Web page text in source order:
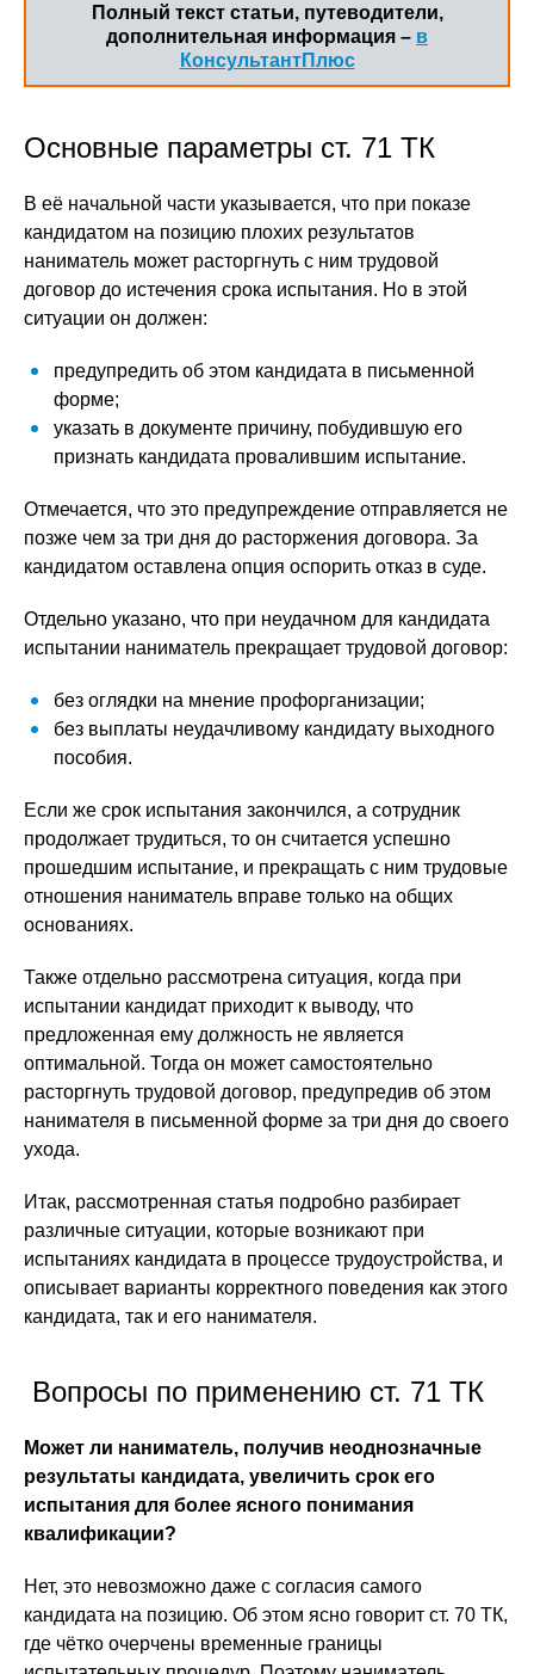
Полный текст статьи, путеводители,
дополнительная информация – в
КонсультантПлюс
Основные параметры ст. 71 ТК
В её начальной части указывается, что при показе
кандидатом на позицию плохих результатов
наниматель может расторгнуть с ним трудовой
договор до истечения срока испытания. Но в этой
ситуации он должен:
предупредить об этом кандидата в письменной
форме;
указать в документе причину, побудившую его
признать кандидата провалившим испытание.
Отмечается, что это предупреждение отправляется не
позже чем за три дня до расторжения договора. За
кандидатом оставлена опция оспорить отказ в суде.
Отдельно указано, что при неудачном для кандидата
испытании наниматель прекращает трудовой договор:
без оглядки на мнение профорганизации;
без выплаты неудачливому кандидату выходного
пособия.
Если же срок испытания закончился, а сотрудник
продолжает трудиться, то он считается успешно
прошедшим испытание, и прекращать с ним трудовые
отношения наниматель вправе только на общих
основаниях.
Также отдельно рассмотрена ситуация, когда при
испытании кандидат приходит к выводу, что
предложенная ему должность не является
оптимальной. Тогда он может самостоятельно
расторгнуть трудовой договор, предупредив об этом
нанимателя в письменной форме за три дня до своего
ухода.
Итак, рассмотренная статья подробно разбирает
различные ситуации, которые возникают при
испытаниях кандидата в процессе трудоустройства, и
описывает варианты корректного поведения как этого
кандидата, так и его нанимателя.
Вопросы по применению ст. 71 ТК
Может ли наниматель, получив неоднозначные
результаты кандидата, увеличить срок его
испытания для более ясного понимания
квалификации?
Нет, это невозможно даже с согласия самого
кандидата на позицию. Об этом ясно говорит ст. 70 ТК,
где чётко очерчены временные границы